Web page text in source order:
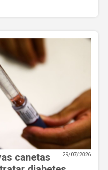
29/07/2026
canetas